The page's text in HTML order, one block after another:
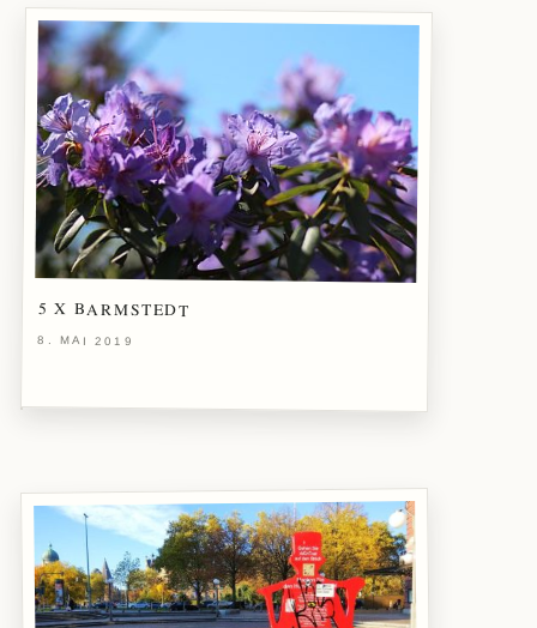
5 X BARMSTEDT
8. MAI 2019